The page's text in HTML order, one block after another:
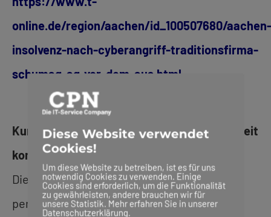
online.de/region/aachen/id_100507680/aachen-
insolvenz-nach-cyberangriff-traditionsfirma-
schumag-ag-vor-dem-aus.html
Kurz gesagt, Ihre gesamte Geschäftstätigkeit
kommt zum Erliegen
Die meisten Angreifer haben
personenbezogene Daten im Visier.
Diese Website verwendet
Cookies!
Um diese Website zu betreiben, ist es für uns
notwendig Cookies zu verwenden. Einige
Cookies sind erforderlich, um die Funktionalität
zu gewährleisten, andere brauchen wir für
unsere Statistik. Mehr erfahren Sie in unserer
Datenschutzerklärung.